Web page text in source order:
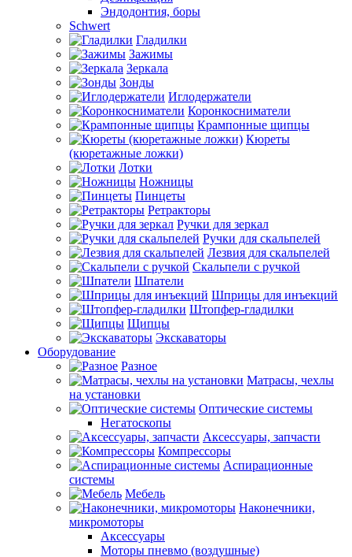
Эндодонтия, боры
Schwert
Гладилки
Зажимы
Зеркала
Зонды
Иглодержатели
Коронкосниматели
Крампонные щипцы
Кюреты
(кюретажные ложки)
Лотки
Ножницы
Пинцеты
Ретракторы
Ручки для зеркал
Ручки для скальпелей
Лезвия для скальпелей
Скальпели с ручкой
Шпатели
Шприцы для инъекций
Штопфер-гладилки
Щипцы
Экскаваторы
Оборудование
Разное
Матрасы, чехлы
на установки
Оптические системы
Негатоскопы
Аксессуары, запчасти
Компрессоры
Аспирационные
системы
Мебель
Наконечники,
микромоторы
Аксессуары
Моторы пневмо (воздушные)